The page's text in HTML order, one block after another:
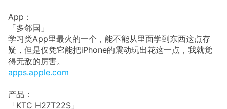
App：
「多邻国」
学习类App里最火的一个，能不能从里面学到东西这点存
疑，但是仅凭它能把iPhone的震动玩出花这一点，我就觉
得无敌的厉害。
apps.apple.com
产品：
「KTC H27T22S」